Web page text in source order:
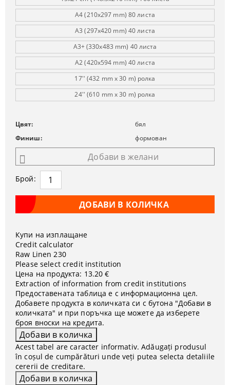
A4 (210x297 mm) 80 листа
A3 (297x420 mm) 40 листа
A3+ (330x483 mm) 40 листа
A2 (420x594 mm) 40 листа
17'' (432 mm x 30 m) ролка
24'' (610 mm x 30 m) ролка
Цвят:
бял
Финиш:
формован
Добави в желани
Брой:
Купи на изплащане
Credit calculator
Raw Linen 230
Please select credit institution
Цена на продукта: 13.20 €
Extraction of information from credit institutions
Предоставената таблица е с информационна цел.
Добавете продукта в количката си с бутона "Добави в
количката" и при поръчка ще можете да изберете
броя вноски на кредита.
Acest tabel are caracter informativ. Adăugați produsul
în coșul de cumpărături unde veți putea selecta detaliile
cererii de creditare.